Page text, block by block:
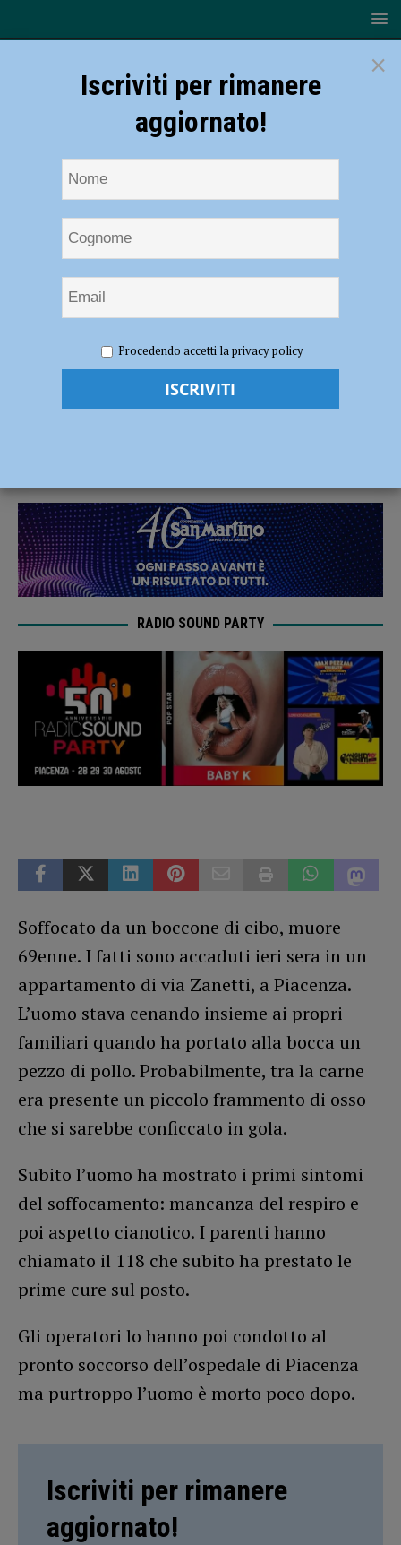
da un boccone mentre cena in casa, muore 69enne
Soffocato da un boccone mentre cena in
RADIO SOUND PARTY
Soffocato da un boccone di cibo, muore
69enne. I fatti sono accaduti ieri sera in un
appartamento di via Zanetti, a Piacenza.
L’uomo stava cenando insieme ai propri
familiari quando ha portato alla bocca un
pezzo di pollo. Probabilmente, tra la carne
era presente un piccolo frammento di osso
che si sarebbe conficcato in gola.
Subito l’uomo ha mostrato i primi sintomi
del soffocamento: mancanza del respiro e
poi aspetto cianotico. I parenti hanno
chiamato il 118 che subito ha prestato le
prime cure sul posto.
Gli operatori lo hanno poi condotto al
pronto soccorso dell’ospedale di Piacenza
ma purtroppo l’uomo è morto poco dopo.
Iscriviti per rimanere
aggiornato!
×
Iscriviti per rimanere
aggiornato!
Procedendo accetti la privacy policy